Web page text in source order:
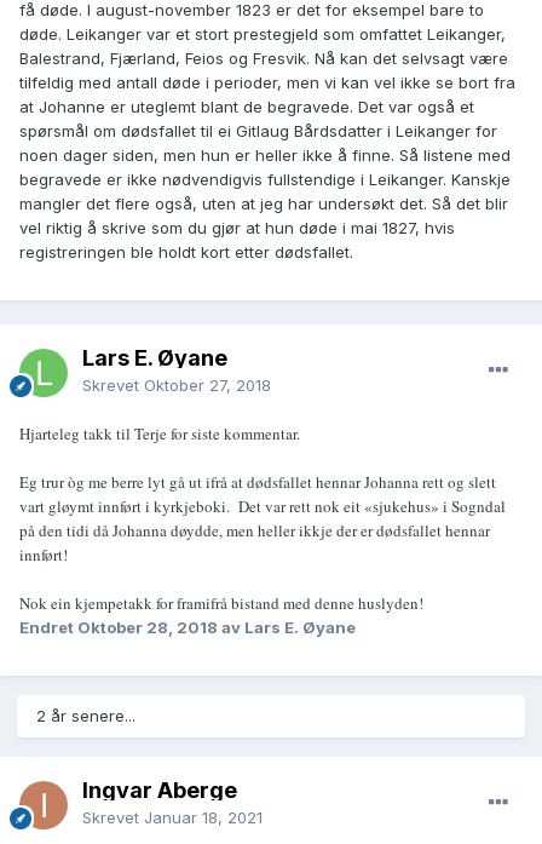
få døde. I august-november 1823 er det for eksempel bare to
døde. Leikanger var et stort prestegjeld som omfattet Leikanger,
Balestrand, Fjærland, Feios og Fresvik. Nå kan det selvsagt være
tilfeldig med antall døde i perioder, men vi kan vel ikke se bort fra
at Johanne er uteglemt blant de begravede. Det var også et
spørsmål om dødsfallet til ei Gitlaug Bårdsdatter i Leikanger for
noen dager siden, men hun er heller ikke å finne. Så listene med
begravede er ikke nødvendigvis fullstendige i Leikanger. Kanskje
mangler det flere også, uten at jeg har undersøkt det. Så det blir
vel riktig å skrive som du gjør at hun døde i mai 1827, hvis
registreringen ble holdt kort etter dødsfallet.
Lars E. Øyane
Skrevet Oktober 27, 2018
Hjarteleg takk til Terje for siste kommentar.
Eg trur òg me berre lyt gå ut ifrå at dødsfallet hennar Johanna rett og slett
vart gløymt innført i kyrkjeboki. Det var rett nok eit «sjukehus» i Sogndal
på den tidi då Johanna døydde, men heller ikkje der er dødsfallet hennar
innført!
Nok ein kjempetakk for framifrå bistand med denne huslyden!
Endret Oktober 28, 2018 av Lars E. Øyane
2 år senere...
Ingvar Åberge
Skrevet Januar 18, 2021